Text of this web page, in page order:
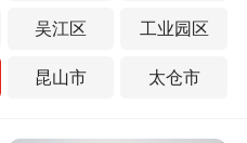
吴江区 工业园区
昆山市 太仓市